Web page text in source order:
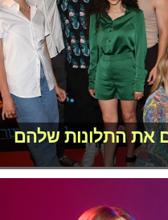
את התלונות שלהם